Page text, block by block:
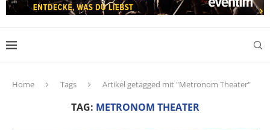
Home Tags Artikel getagged mit "Metronom Theater"
TAG: METRONOM THEATER